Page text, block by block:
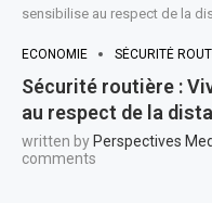
sensibilise au respect de la
ECONOMIE SÉCURITÉ
Sécurité routière :
au respect de la
written by Perspectives Med
comments